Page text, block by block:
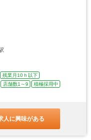
残業月10ｈ以下
店舗数1～9
積極採用中
人に興味がある